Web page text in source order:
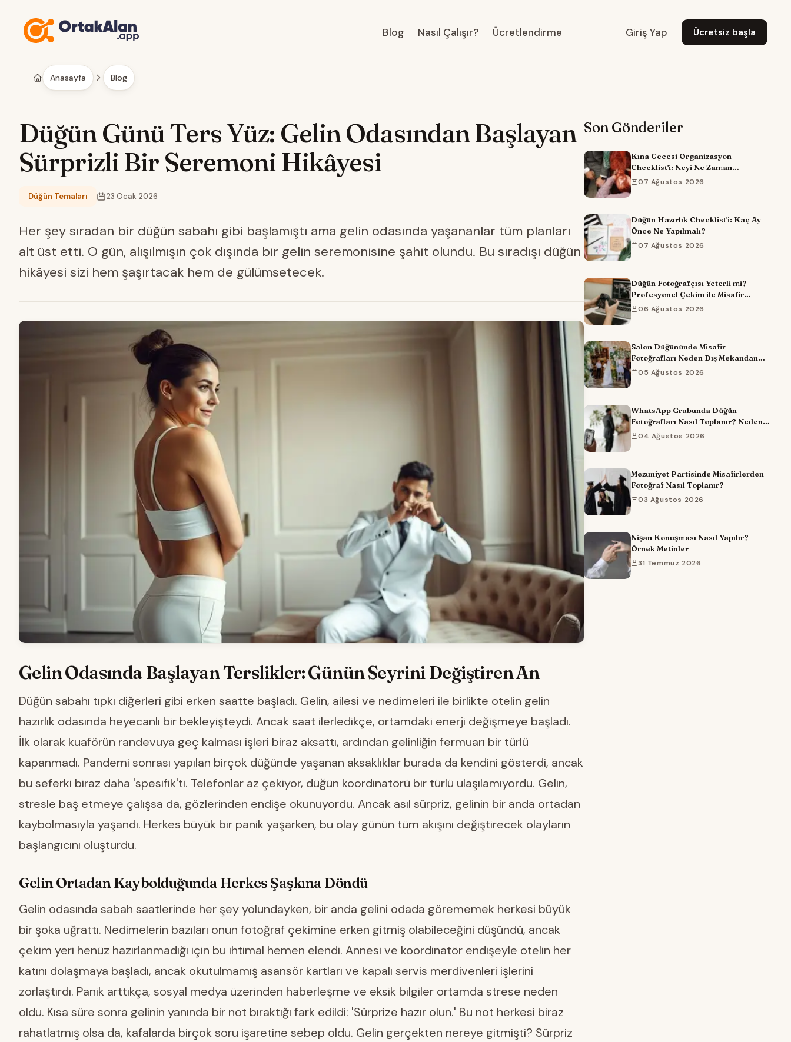
İçeriğe geç
Blog Nasıl Çalışır? Ücretlendirme Giriş Yap Ücretsiz başla
Anasayfa Blog
Düğün Günü Ters Yüz: Gelin Odasından Başlayan
Sürprizli Bir Seremoni Hikâyesi
Kategori:
Düğün Temaları 23 Ocak 2026
Her şey sıradan bir düğün sabahı gibi başlamıştı ama gelin odasında yaşananlar tüm planları
alt üst etti. O gün, alışılmışın çok dışında bir gelin seremonisine şahit olundu. Bu sıradışı düğün
hikâyesi sizi hem şaşırtacak hem de gülümsetecek.
Gelin Odasında Başlayan Terslikler: Günün Seyrini Değiştiren An
Düğün sabahı tıpkı diğerleri gibi erken saatte başladı. Gelin, ailesi ve nedimeleri ile birlikte otelin gelin
hazırlık odasında heyecanlı bir bekleyişteydi. Ancak saat ilerledikçe, ortamdaki enerji değişmeye başladı.
İlk olarak kuaförün randevuya geç kalması işleri biraz aksattı, ardından gelinliğin fermuarı bir türlü
kapanmadı. Pandemi sonrası yapılan birçok düğünde yaşanan aksaklıklar burada da kendini gösterdi, ancak
bu seferki biraz daha 'spesifik'ti. Telefonlar az çekiyor, düğün koordinatörü bir türlü ulaşılamıyordu. Gelin,
stresle baş etmeye çalışsa da, gözlerinden endişe okunuyordu. Ancak asıl sürpriz, gelinin bir anda ortadan
kaybolmasıyla yaşandı. Herkes büyük bir panik yaşarken, bu olay günün tüm akışını değiştirecek olayların
başlangıcını oluşturdu.
Gelin Ortadan Kaybolduğunda Herkes Şaşkına Döndü
Gelin odasında sabah saatlerinde her şey yolundayken, bir anda gelini odada görememek herkesi büyük
bir şoka uğrattı. Nedimelerin bazıları onun fotoğraf çekimine erken gitmiş olabileceğini düşündü, ancak
çekim yeri henüz hazırlanmadığı için bu ihtimal hemen elendi. Annesi ve koordinatör endişeyle otelin her
katını dolaşmaya başladı, ancak okutulmamış asansör kartları ve kapalı servis merdivenleri işlerini
zorlaştırdı. Panik arttıkça, sosyal medya üzerinden haberleşme ve eksik bilgiler ortamda strese neden
oldu. Kısa süre sonra gelinin yanında bir not bıraktığı fark edildi: 'Sürprize hazır olun.' Bu not herkesi biraz
rahatlatmış olsa da, kafalarda birçok soru işaretine sebep oldu. Gelin gerçekten nereye gitmişti? Sürpriz
Son Gönderiler
Kına Gecesi Organizasyon
Checklist'i: Neyi Ne Zaman
Hazırlamalısınız?
07 Ağustos 2026
Düğün Hazırlık Checklist'i: Kaç Ay
Önce Ne Yapılmalı?
07 Ağustos 2026
Düğün Fotoğrafçısı Yeterli mi?
Profesyonel Çekim ile Misafir
Fotoğraflarını Birleştirmenin Yolu
06 Ağustos 2026
Salon Düğününde Misafir
Fotoğrafları Neden Dış Mekandan
Daha Kötü Çıkar?
05 Ağustos 2026
WhatsApp Grubunda Düğün
Fotoğrafları Nasıl Toplanır? Neden
Çalışmıyor?
04 Ağustos 2026
Mezuniyet Partisinde Misafirlerden
Fotoğraf Nasıl Toplanır?
03 Ağustos 2026
Nişan Konuşması Nasıl Yapılır?
Örnek Metinler
31 Temmuz 2026